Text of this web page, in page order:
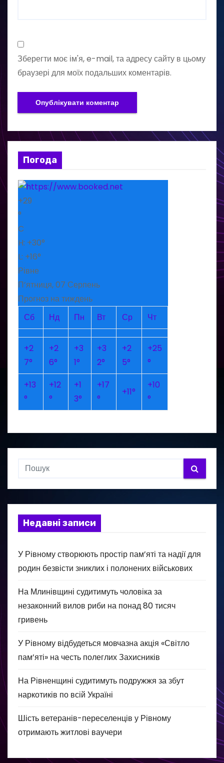
Зберегти моє ім'я, e-mail, та адресу сайту в цьому
браузері для моїх подальших коментарів.
Погода
+29
°
C
H: +30°
L: +16°
Рівне
П’ятниця, 07 Серпень
Прогноз на тиждень
Сб
Нд Пн Вт Ср Чт
+2
7°
+2
6°
+3
1°
+3
2°
+2
5°
+25
°
+13
°
+12
°
+1
3°
+17
°
+11°
+10
°
Недавні записи
У Рівному створюють простір пам’яті та надії для
родин безвісти зниклих і полонених військових
На Млинівщині судитимуть чоловіка за
незаконний вилов риби на понад 80 тисяч
гривень
У Рівному відбудеться мовчазна акція «Світло
пам’яті» на честь полеглих Захисників
На Рівненщині судитимуть подружжя за збут
наркотиків по всій Україні
Шість ветеранів-переселенців у Рівному
отримають житлові ваучери